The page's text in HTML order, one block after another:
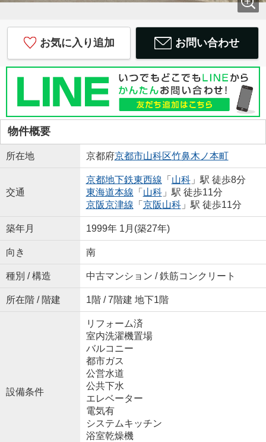
お気に入り追加 お問い合わせ
物件概要
所在地 京都府京都市山科区竹鼻木ノ本町
交通
京都地下鉄東西線 「 山科」駅 徒歩8分
東海道本線 「 山科」駅 徒歩11分
京阪京津線 「 京阪山科」駅 徒歩11分
築年月 1999年 1月(築27年)
向き 南
種別 / 構造 中古マンション / 鉄筋コンクリート
所在階 / 階建 1階 / 7階建 地下1階
設備条件
リフォーム済
室内洗濯機置場
バルコニー
都市ガス
公営水道
公共下水
エレベーター
電気有
システムキッチン
浴室乾燥機